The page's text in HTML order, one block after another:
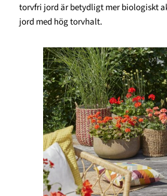
torvfri jord är betydligt mer biologiskt
jord med hög torvhalt.